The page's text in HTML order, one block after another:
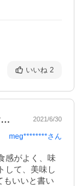
いいね 2
コンニャクの中につぶつぶが入っており、… 2021/6/30
meg********さん
感がよく、味
して、美味し
もいいと書い